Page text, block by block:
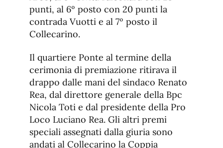
punti, al 6º posto con 20 punti la
contrada Vuotti e al 7º posto il
Collecarino.
Il quartiere Ponte al termine della
cerimonia di premiazione ritirava il
drappo dalle mani del sindaco Renato
Rea, dal direttore generale della Bpc
Nicola Toti e dal presidente della Pro
Loco Luciano Rea. Gli altri premi
speciali assegnati dalla giuria sono
andati al Collecarino la Coppia